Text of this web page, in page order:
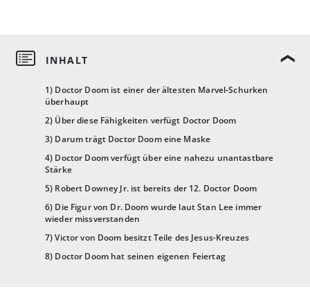
1) Doctor Doom ist einer der ältesten Marvel-Schurken
überhaupt
2) Über diese Fähigkeiten verfügt Doctor Doom
3) Darum trägt Doctor Doom eine Maske
4) Doctor Doom verfügt über eine nahezu unantastbare
Stärke
5) Robert Downey Jr. ist bereits der 12. Doctor Doom
6) Die Figur von Dr. Doom wurde laut Stan Lee immer
wieder missverstanden
7) Victor von Doom besitzt Teile des Jesus-Kreuzes
8) Doctor Doom hat seinen eigenen Feiertag